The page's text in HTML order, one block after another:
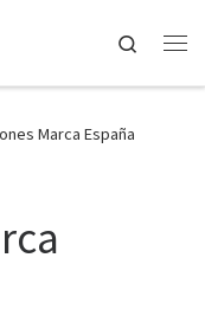
Search
Marca España